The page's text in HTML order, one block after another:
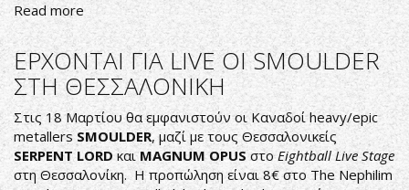
Read more about
First
Chapter
Ends
EΡΧΟΝΤΑΙ ΓΙΑ LIVE OI SMOULDER
ΣΤΗ ΘΕΣΣΑΛΟΝΙΚΗ
Στις 18 Μαρτίου θα εμφανιστούν οι Καναδοί heavy/epic
metallers SMOULDER, μαζί με τους Θεσσαλονικείς
SERPENT LORD καιMAGNUM OPUSστοEightball Live Stage
στη Θεσσαλονίκη. Η προπώληση είναι 8€ στο The Nephilim